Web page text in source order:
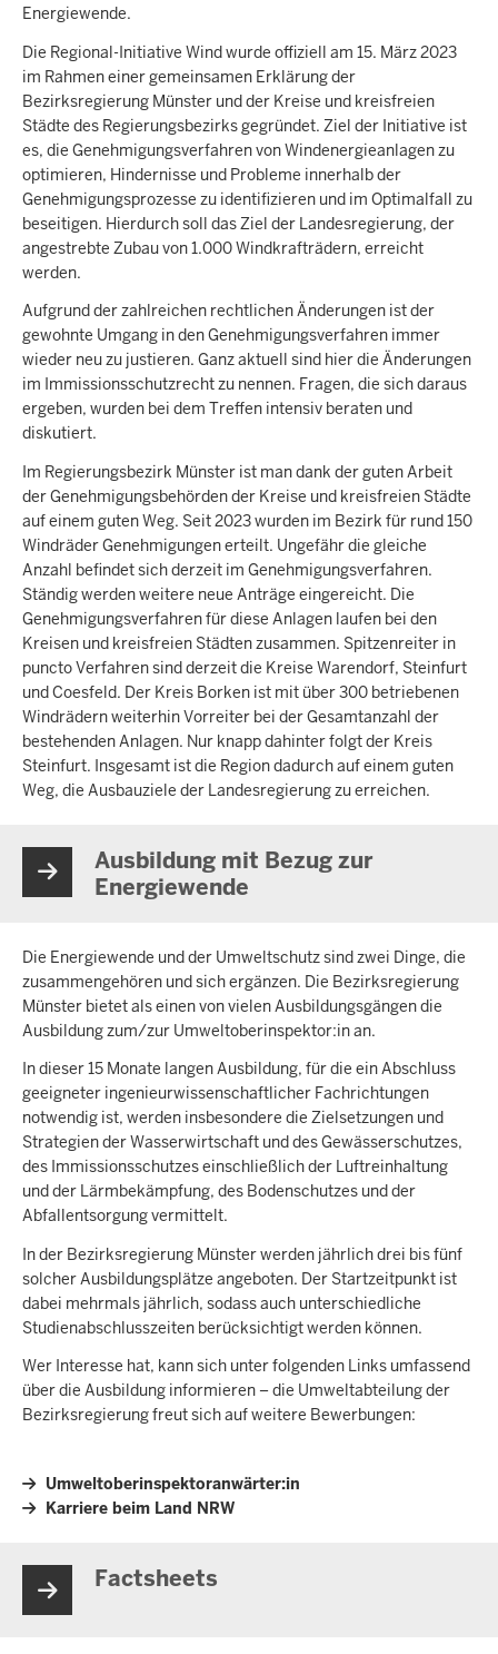
Energiewende.
Die Regional-Initiative Wind wurde offiziell am 15. März 2023
im Rahmen einer gemeinsamen Erklärung der
Bezirksregierung Münster und der Kreise und kreisfreien
Städte des Regierungsbezirks gegründet. Ziel der Initiative ist
es, die Genehmigungsverfahren von Windenergieanlagen zu
optimieren, Hindernisse und Probleme innerhalb der
Genehmigungsprozesse zu identifizieren und im Optimalfall zu
beseitigen. Hierdurch soll das Ziel der Landesregierung, der
angestrebte Zubau von 1.000 Windkrafträdern, erreicht
werden.
Aufgrund der zahlreichen rechtlichen Änderungen ist der
gewohnte Umgang in den Genehmigungsverfahren immer
wieder neu zu justieren. Ganz aktuell sind hier die Änderungen
im Immissionsschutzrecht zu nennen. Fragen, die sich daraus
ergeben, wurden bei dem Treffen intensiv beraten und
diskutiert.
Im Regierungsbezirk Münster ist man dank der guten Arbeit
der Genehmigungsbehörden der Kreise und kreisfreien Städte
auf einem guten Weg. Seit 2023 wurden im Bezirk für rund 150
Windräder Genehmigungen erteilt. Ungefähr die gleiche
Anzahl befindet sich derzeit im Genehmigungsverfahren.
Ständig werden weitere neue Anträge eingereicht. Die
Genehmigungsverfahren für diese Anlagen laufen bei den
Kreisen und kreisfreien Städten zusammen. Spitzenreiter in
puncto Verfahren sind derzeit die Kreise Warendorf, Steinfurt
und Coesfeld. Der Kreis Borken ist mit über 300 betriebenen
Windrädern weiterhin Vorreiter bei der Gesamtanzahl der
bestehenden Anlagen. Nur knapp dahinter folgt der Kreis
Steinfurt. Insgesamt ist die Region dadurch auf einem guten
Weg, die Ausbauziele der Landesregierung zu erreichen.
Ausbildung mit Bezug zur
Energiewende
Die Energiewende und der Umweltschutz sind zwei Dinge, die
zusammengehören und sich ergänzen. Die Bezirksregierung
Münster bietet als einen von vielen Ausbildungsgängen die
Ausbildung zum/zur Umweltoberinspektor:in an.
In dieser 15 Monate langen Ausbildung, für die ein Abschluss
geeigneter ingenieurwissenschaftlicher Fachrichtungen
notwendig ist, werden insbesondere die Zielsetzungen und
Strategien der Wasserwirtschaft und des Gewässerschutzes,
des Immissionsschutzes einschließlich der Luftreinhaltung
und der Lärmbekämpfung, des Bodenschutzes und der
Abfallentsorgung vermittelt.
In der Bezirksregierung Münster werden jährlich drei bis fünf
solcher Ausbildungsplätze angeboten. Der Startzeitpunkt ist
dabei mehrmals jährlich, sodass auch unterschiedliche
Studienabschlusszeiten berücksichtigt werden können.
Wer Interesse hat, kann sich unter folgenden Links umfassend
über die Ausbildung informieren – die Umweltabteilung der
Bezirksregierung freut sich auf weitere Bewerbungen:
Umweltoberinspektoranwärter:in
Karriere beim Land NRW
Factsheets